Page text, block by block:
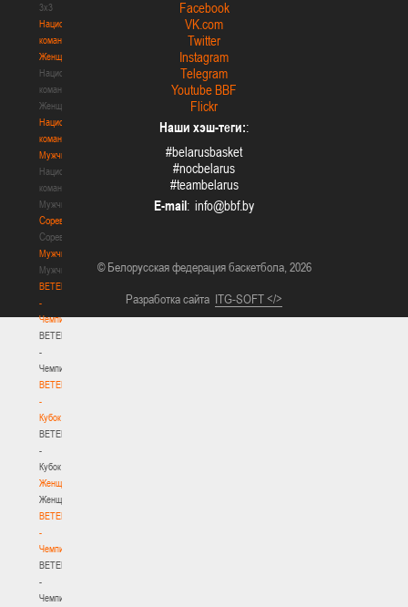
3х3
Национальная
команда.
Женщины
Национальная
команда.
Женщины
Национальная
команда.
Мужчины
Национальная
команда.
Мужчины
Соревнования
Соревнования
Мужчины
Мужчины
BETERA
-
Чемпионат
BETERA
-
Чемпионат
BETERA
-
Кубок
BETERA
-
Кубок
Женщины
Женщины
BETERA
-
Чемпионат
BETERA
-
Чемпионат
Facebook
VK.com
Twitter
Instagram
Telegram
Youtube BBF
Flickr
Наши хэш-теги::
#belarusbasket
#nocbelarus
#teambelarus
E-mail:
© Белорусская федерация баскетбола, 2026
Разработка сайта ITG-SOFT </>